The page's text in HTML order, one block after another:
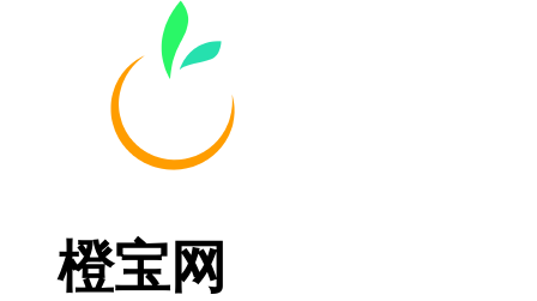
橙宝网